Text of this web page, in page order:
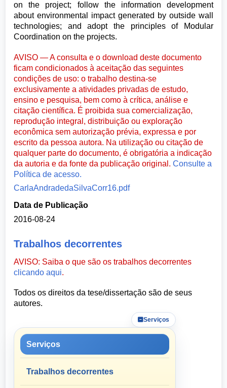
on the project; follow the information development
about environmental impact generated by outside wall
technologies; and adopt the principles of Modular
Coordination on the projects.
AVISO — A consulta e o download deste documento
ficam condicionados à aceitação das seguintes
condições de uso: o trabalho destina-se
exclusivamente a atividades privadas de estudo,
ensino e pesquisa, bem como à crítica, análise e
citação científica. É proibida sua comercialização,
reprodução integral, distribuição ou exploração
econômica sem autorização prévia, expressa e por
escrito da pessoa autora. Na utilização ou citação de
qualquer parte do documento, é obrigatória a indicação
da autoria e da fonte da publicação original.Consulte a
Política de acesso.
CarlaAndradedaSilvaCorr16.pdf
Data de Publicação
2016-08-24
Trabalhos decorrentes
AVISO: Saiba o que são os trabalhos decorrentes
clicando aqui.
Todos os direitos da tese/dissertação são de seus
autores.
Serviços
Serviços
Trabalhos decorrentes